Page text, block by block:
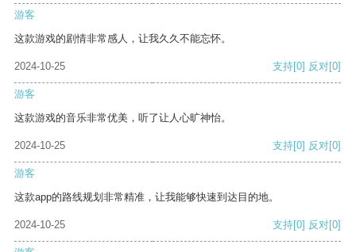
游客
这款游戏的剧情非常感人，让我久久不能忘怀。
2024-10-25 支持[0] 反对[0]
游客
这款游戏的音乐非常优美，听了让人心旷神怡。
2024-10-25 支持[0] 反对[0]
游客
这款app的路线规划非常精准，让我能够快速到达目的地。
2024-10-25 支持[0] 反对[0]